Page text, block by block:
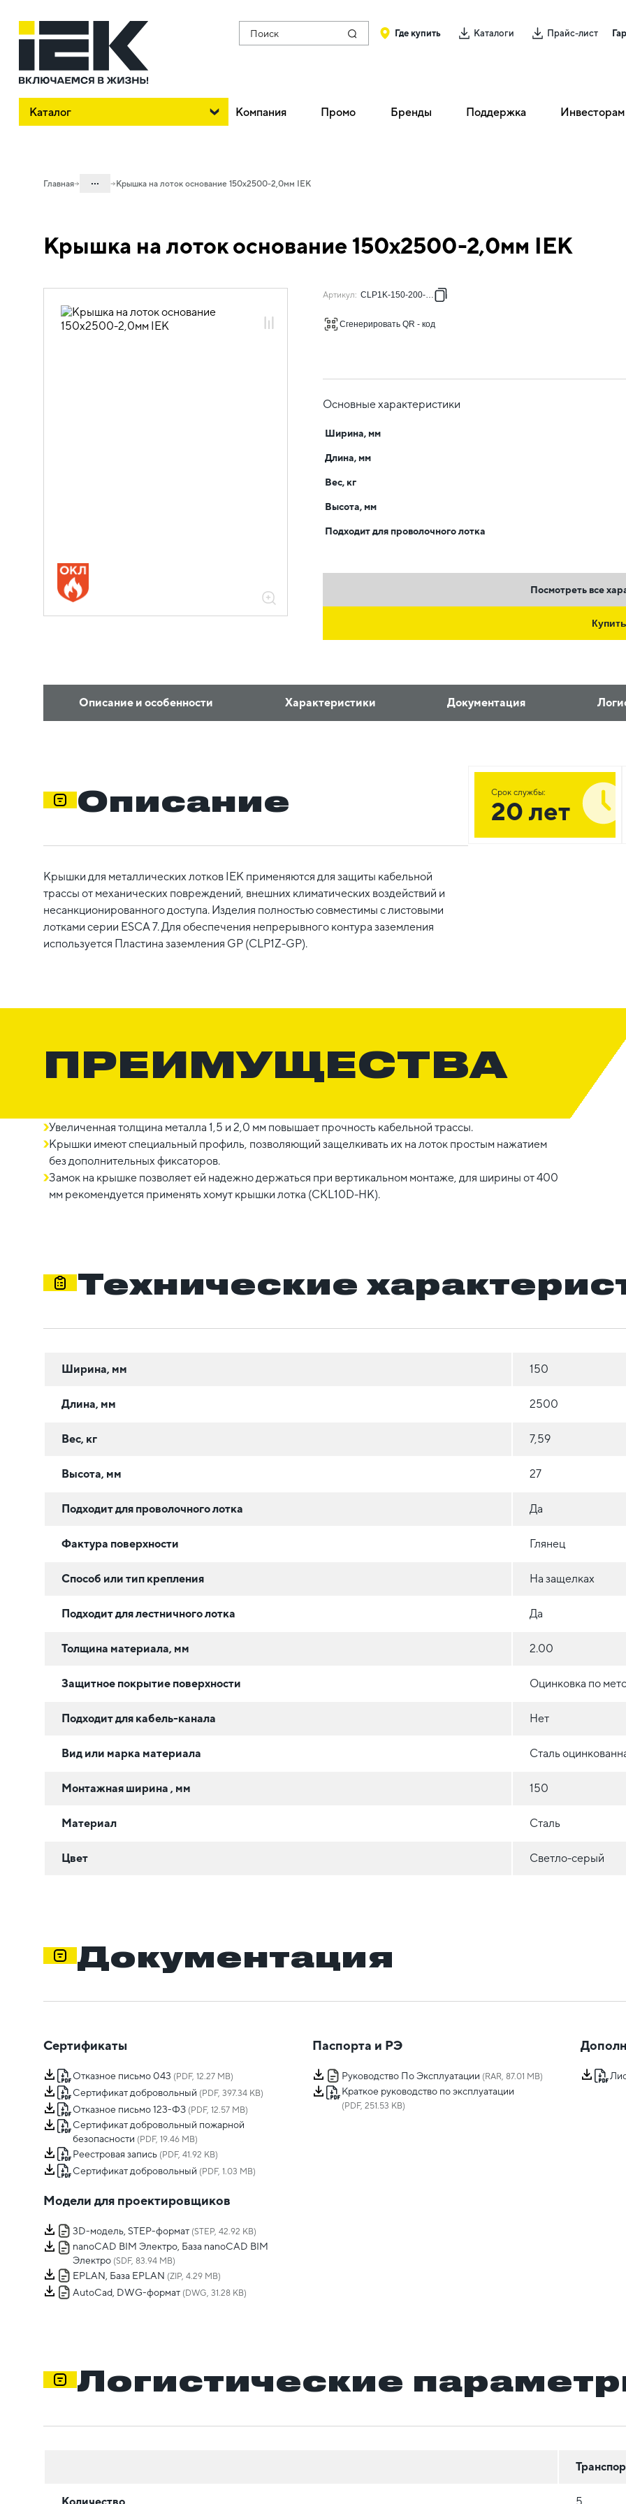
Поиск Где купить Каталоги Прайс-лист
Каталог Компания Промо Бренды Поддержка Инвесторам
Главная ...
05.04.04.01 Крышки лотка
универсальные
Крышка на лоток основание 150х2500-2,0мм IEK
Крышка на лоток основание 150х2500-2,0мм IEK
Артикул: CLP1K-150-200-D25
Сгенерировать QR - код
Основные характеристики
Ширина, мм
Длина, мм
Вес, кг
Высота, мм
Подходит для проволочного лотка
Посмотреть все
Купить
Описание и особенности Характеристики Документация
Описание
Крышки для металлических лотков IEK применяются для защиты кабельной
трассы от механических повреждений, внешних климатических воздействий и
несанкционированного доступа. Изделия полностью совместимы с листовыми
лотками серии ESCA 7. Для обеспечения непрерывного контура заземления
используется Пластина заземления GP (CLP1Z-GP).
Срок службы:
20 лет
ПРЕИМУЩЕСТВА
Увеличенная толщина металла 1,5 и 2,0 мм повышает прочность кабельной трассы.
Крышки имеют специальный профиль, позволяющий защелкивать их на лоток простым нажатием
без дополнительных фиксаторов.
Замок на крышке позволяет ей надежно держаться при вертикальном монтаже, для ширины от 400
мм рекомендуется применять хомут крышки лотка (CKL10D-HK).
Технические
Ширина, мм 150
Длина, мм 2500
Вес, кг 7,59
Высота, мм 27
Подходит для проволочного лотка Да
Фактура поверхности Глянец
Способ или тип крепления На защелках
Подходит для лестничного лотка Да
Толщина материала, мм 2.00
Защитное покрытие поверхности Оцинковка по
Подходит для кабель-канала Нет
Вид или марка материала Сталь
Монтажная ширина , мм 150
Материал Сталь
Цвет Светло-серый
Документация
Сертификаты
Отказное письмо 043 (PDF, 12.27 MB)
Сертификат добровольный (PDF, 397.34 KB)
Отказное письмо 123-ФЗ (PDF, 12.57 MB)
Сертификат добровольный пожарной
безопасности (PDF, 19.46 MB)
Реестровая запись (PDF, 41.92 KB)
Сертификат добровольный (PDF, 1.03 MB)
Паспорта и РЭ
Руководство По Эксплуатации (RAR, 87.01 MB)
Краткое руководство по эксплуатации
(PDF, 251.53 KB)
Модели для проектировщиков
3D-модель, STEP-формат (STEP, 42.92 KB)
nanoCAD BIM Электро, База nanoCAD BIM
Электро (SDF, 83.94 MB)
EPLAN, База EPLAN (ZIP, 4.29 MB)
AutoCad, DWG-формат (DWG, 31.28 KB)
Логистические
Количество 5